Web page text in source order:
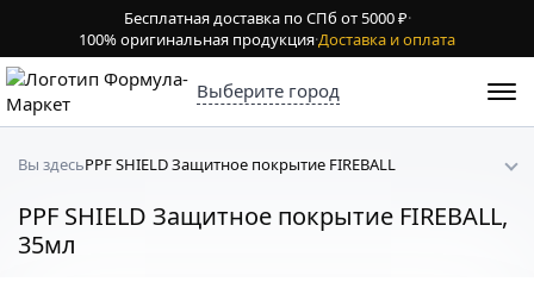
Бесплатная доставка по СПб от 5000 ₽·
100% оригинальная продукция·Доставка и оплата
Выберите город
Вы здесьPPF SHIELD Защитное покрытие FIREBALL
PPF SHIELD Защитное покрытие FIREBALL,
35мл